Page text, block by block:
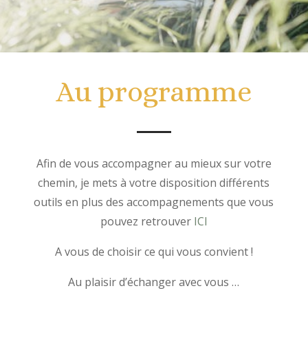
Au programme
Afin de vous accompagner au mieux sur votre
chemin, je mets à votre disposition différents
outils en plus des accompagnements que vous
pouvez retrouver ICI
A vous de choisir ce qui vous convient !
Au plaisir d’échanger avec vous …